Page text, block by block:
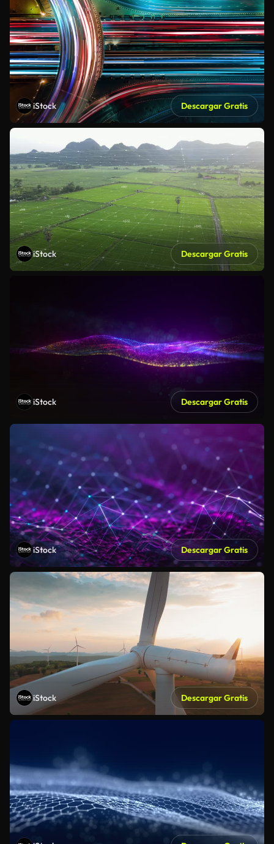
iStock Descargar Gratis
iStock Descargar Gratis
iStock Descargar Gratis
iStock Descargar Gratis
iStock Descargar Gratis